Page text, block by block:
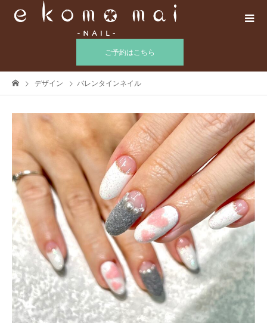
ご予約はこちら
デザイン バレンタインネイル